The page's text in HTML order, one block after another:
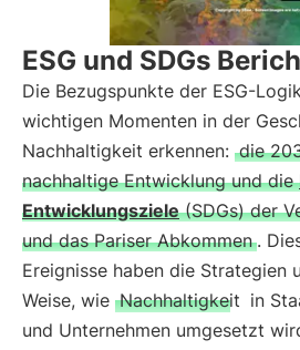
ESG und SDGs
Die Bezugspunkte der ESG-
wichtigen Momenten in der
Nachhaltigkeit erkennen: die
nachhaltige Entwicklung und die
Entwicklungsziele(SDGs) der
und das Pariser Abkommen .
Ereignisse haben die Strategien
Weise, wie Nachhaltigkeit in
und Unternehmen umgesetzt